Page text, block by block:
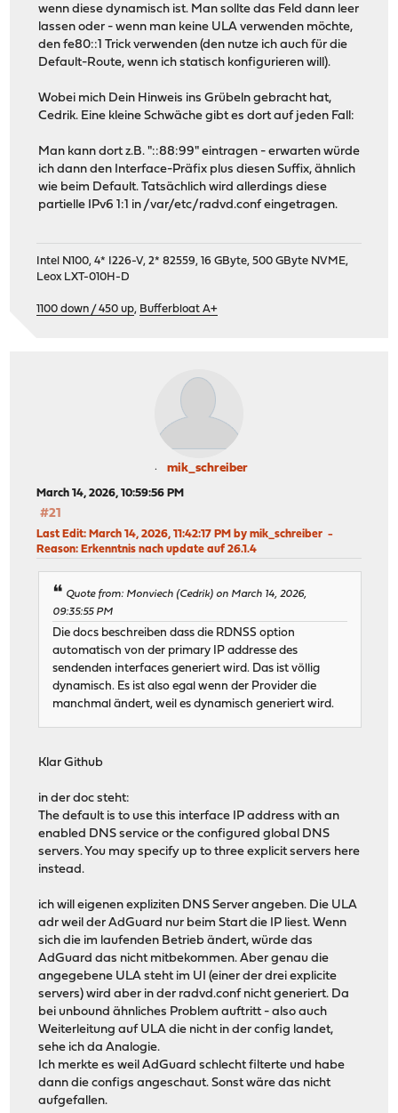
wenn diese dynamisch ist. Man sollte das Feld dann leer
lassen oder - wenn man keine ULA verwenden möchte,
den fe80::1 Trick verwenden (den nutze ich auch für die
Default-Route, wenn ich statisch konfigurieren will).
Wobei mich Dein Hinweis ins Grübeln gebracht hat,
Cedrik. Eine kleine Schwäche gibt es dort auf jeden Fall:
Man kann dort z.B. "::88:99" eintragen - erwarten würde
ich dann den Interface-Präfix plus diesen Suffix, ähnlich
wie beim Default. Tatsächlich wird allerdings diese
partielle IPv6 1:1 in /var/etc/radvd.conf eingetragen.
Intel N100, 4* I226-V, 2* 82559, 16 GByte, 500 GByte NVME,
Leox LXT-010H-D
1100 down / 450 up, Bufferbloat A+
mik_schreiber
March 14, 2026, 10:59:56 PM
#21
Last Edit: March 14, 2026, 11:42:17 PM by mik_schreiber
Reason: Erkenntnis nach update auf 26.1.4
Quote from: Monviech (Cedrik) on March 14, 2026,
09:35:55 PM
Die docs beschreiben dass die RDNSS option
automatisch von der primary IP addresse des
sendenden interfaces generiert wird. Das ist völlig
dynamisch. Es ist also egal wenn der Provider die
manchmal ändert, weil es dynamisch generiert wird.
Klar Github
in der doc steht:
The default is to use this interface IP address with an
enabled DNS service or the configured global DNS
servers. You may specify up to three explicit servers here
instead.
ich will eigenen expliziten DNS Server angeben. Die ULA
adr weil der AdGuard nur beim Start die IP liest. Wenn
sich die im laufenden Betrieb ändert, würde das
AdGuard das nicht mitbekommen. Aber genau die
angegebene ULA steht im UI (einer der drei explicite
servers) wird aber in der radvd.conf nicht generiert. Da
bei unbound ähnliches Problem auftritt - also auch
Weiterleitung auf ULA die nicht in der config landet,
sehe ich da Analogie.
Ich merkte es weil AdGuard schlecht filterte und habe
dann die configs angeschaut. Sonst wäre das nicht
aufgefallen.